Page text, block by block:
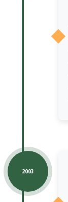
2003